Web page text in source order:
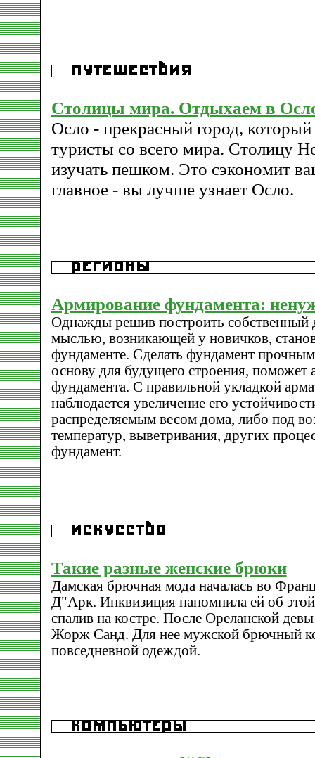
Столицы мира. Отдыхаем в
Осло - прекрасный город,
туристы со всего мира. Столицу
изучать пешком. Это сэкономит
главное - вы лучше узнает Осло.
Армирование фундамента:
Однажды решив построить собственный
мыслью, возникающей у новичков,
фундаменте. Сделать фундамент
основу для будущего строения, поможет
фундамента. С правильной укладкой
наблюдается увеличение его
распределяемым весом дома, либо под
температур, выветривания, других
фундамент.
Такие разные женские брюки
Дамская брючная мода началась во
Д"Арк. Инквизиция напомнила ей об
спалив на костре. После Ореланской
Жорж Санд. Для нее мужской брючный
повседневной одеждой.